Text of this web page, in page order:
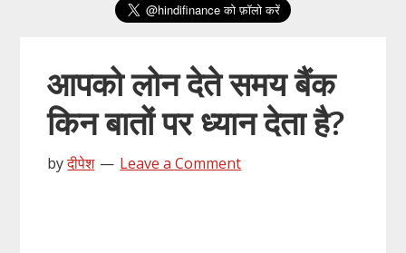
आपको लोन देते समय बैंक
किन बातों पर ध्यान देता है?
byदीपेश Leave a Comment